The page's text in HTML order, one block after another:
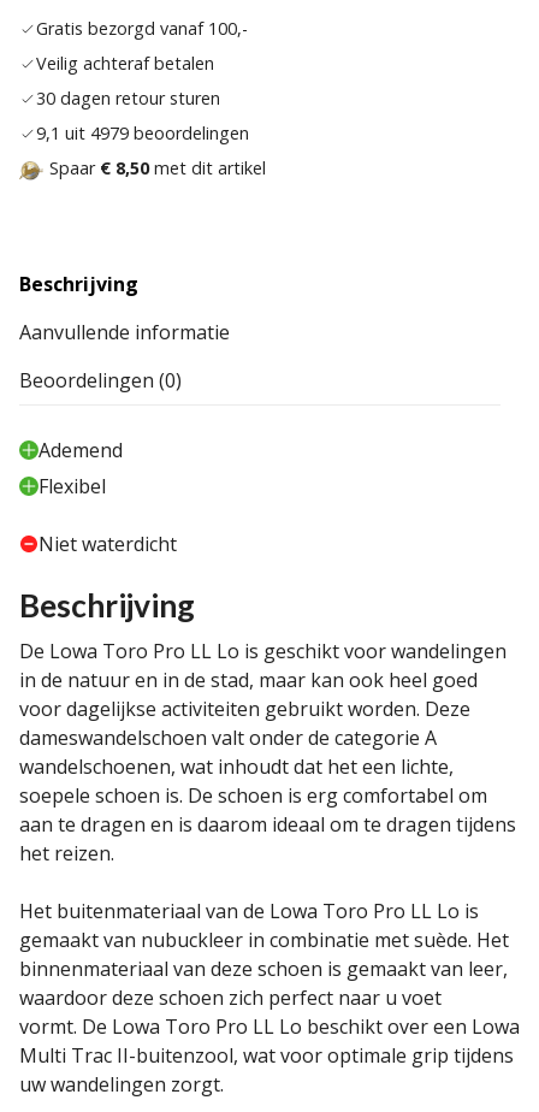
Gratis bezorgd vanaf 100,-
Veilig achteraf betalen
30 dagen retour sturen
9,1 uit 4979 beoordelingen
Spaar € 8,50met dit artikel
Beschrijving
Aanvullende informatie
Beoordelingen (0)
Ademend
Flexibel
Niet waterdicht
Beschrijving
De Lowa Toro Pro LL Lo is geschikt voor wandelingen
in de natuur en in de stad, maar kan ook heel goed
voor dagelijkse activiteiten gebruikt worden. Deze
dameswandelschoen valt onder de categorie A
wandelschoenen, wat inhoudt dat het een lichte,
soepele schoen is. De schoen is erg comfortabel om
aan te dragen en is daarom ideaal om te dragen tijdens
het reizen.
Het buitenmateriaal van de Lowa Toro Pro LL Lo is
gemaakt van nubuckleer in combinatie met suède. Het
binnenmateriaal van deze schoen is gemaakt van leer,
waardoor deze schoen zich perfect naar u voet
vormt. De Lowa Toro Pro LL Lo beschikt over een Lowa
Multi Trac II-buitenzool, wat voor optimale grip tijdens
uw wandelingen zorgt.